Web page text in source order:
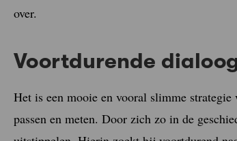
over.
Voortdurende
Het is een mooie en vooral slimme
passen en meten. Door zich zo in de